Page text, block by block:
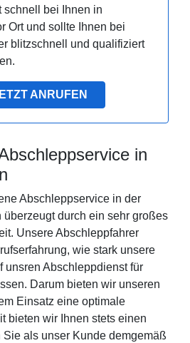
bei Ihnen in
Ort und sollte Ihnen bei
blitzschnell und qualifiziert
ANRUFEN
in
Abschleppservice in der
durch ein sehr großes
Unsere Abschleppfahrer
wie stark unsere
unsren Abschleppdienst für
Darum bieten wir unseren
Einsatz eine optimale
bieten wir Ihnen stets einen
als unser Kunde demgemäß